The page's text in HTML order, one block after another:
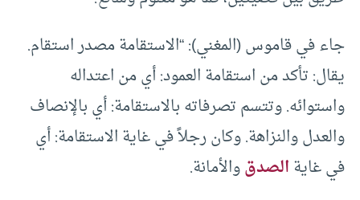
جاء في قاموس (المغني): “الاستقامة مصدر استقام.
يقال: تأكد من استقامة العمود: أي من اعتداله
واستوائه. وتتسم تصرفاته بالاستقامة: أي بالإنصاف
والعدل والنزاهة. وكان رجلاً في غاية الاستقامة: أي
في غايةالصدقوالأمانة.